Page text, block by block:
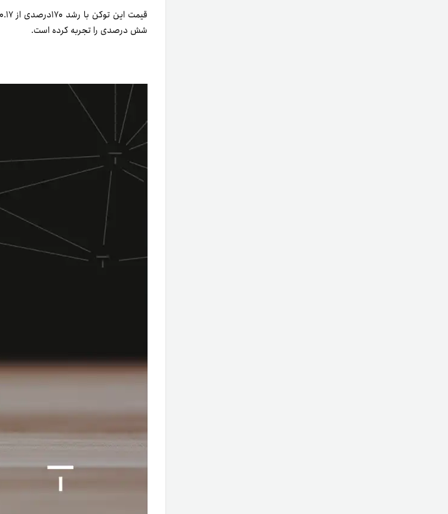
قیمت این توکن با رشد ۱۷۰درصدی از ۰.۱۷ دلار به ۰.۴۶ دلار رسید. تا لحظه تنظیم این گزارش (۱۸بهمن۱۴۰۱)
شش درصدی را تجربه کرده است.